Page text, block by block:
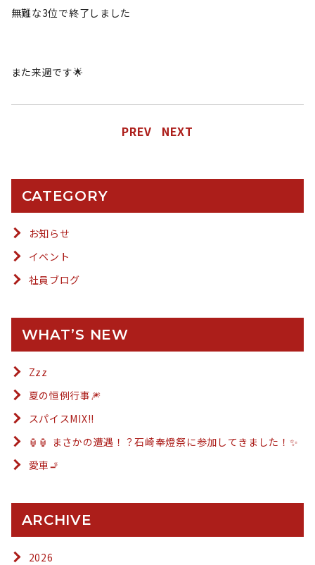
無難な3位で終了しました
また来週です🌟
PREV NEXT
CATEGORY
お知らせ
イベント
社員ブログ
WHAT’S NEW
Zzz
夏の恒例行事🎆
スパイスMIX!!
🏮🏮 まさかの遭遇！？石崎奉燈祭に参加してきました！✨
愛車🚬
ARCHIVE
2026